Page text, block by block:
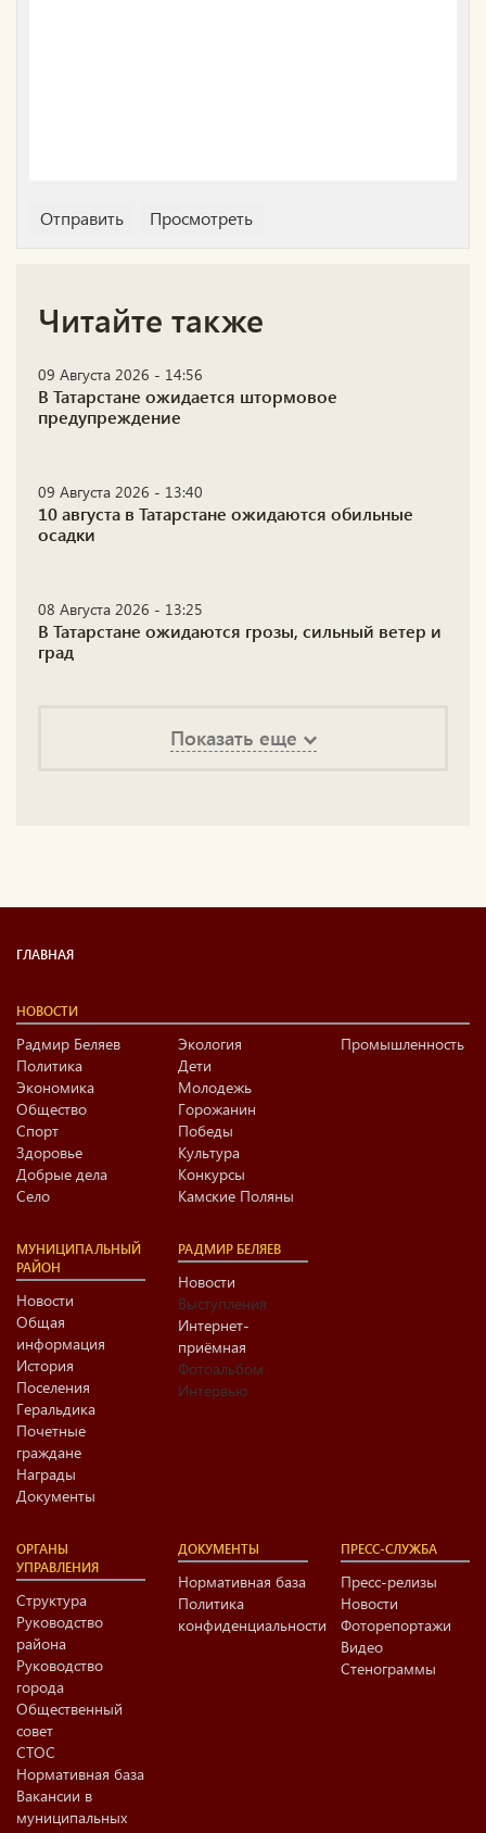
Читайте также
09 Августа 2026 - 14:56
В Татарстане ожидается штормовое
предупреждение
09 Августа 2026 - 13:40
10 августа в Татарстане ожидаются обильные
осадки
08 Августа 2026 - 13:25
В Татарстане ожидаются грозы, сильный ветер и
град
Показать еще
ГЛАВНАЯ
НОВОСТИ
Радмир Беляев
Политика
Экономика
Общество
Спорт
Здоровье
Добрые дела
Село
Экология
Дети
Молодежь
Горожанин
Победы
Культура
Конкурсы
Камские Поляны
Промышленность
МУНИЦИПАЛЬНЫЙ
РАЙОН
Новости
Общая
информация
История
Поселения
Геральдика
Почетные
граждане
Награды
Документы
РАДМИР БЕЛЯЕВ
Новости
Выступления
Интернет-
приёмная
Фотоальбом
Интервью
ОРГАНЫ
УПРАВЛЕНИЯ
Структура
Руководство
района
Руководство
города
Общественный
совет
СТОС
Нормативная база
Вакансии в
муниципальных
ДОКУМЕНТЫ
Нормативная база
Политика
конфиденциальности
ПРЕСС-СЛУЖБА
Пресс-релизы
Новости
Фоторепортажи
Видео
Стенограммы